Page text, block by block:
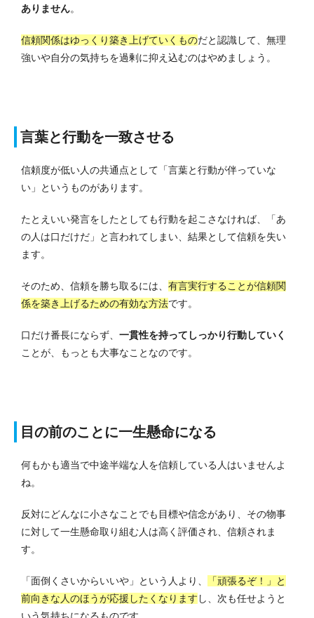
ありません。
信頼関係はゆっくり築き上げていくものだと認識して、無理
強いや自分の気持ちを過剰に抑え込むのはやめましょう。
言葉と行動を一致させる
信頼度が低い人の共通点として「言葉と行動が伴っていな
い」というものがあります。
たとえいい発言をしたとしても行動を起こさなければ、「あ
の人は口だけだ」と言われてしまい、結果として信頼を失い
ます。
そのため、信頼を勝ち取るには、 有言実行することが信頼関
係を築き上げるための有効な方法です。
口だけ番長にならず、 一貫性を持ってしっかり行動していく
ことが、もっとも大事なことなのです。
目の前のことに一生懸命になる
何もかも適当で中途半端な人を信頼している人はいませんよ
ね。
反対にどんなに小さなことでも目標や信念があり、その物事
に対して一生懸命取り組む人は高く評価され、信頼されま
す。
「面倒くさいからいいや」という人より、
「頑張るぞ！」と
前向きな人のほうが応援したくなります し、次も任せようと